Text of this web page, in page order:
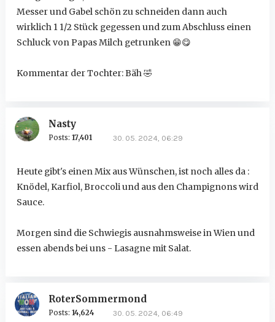
Messer und Gabel schön zu schneiden dann auch
wirklich 1 1/2 Stück gegessen und zum Abschluss einen
Schluck von Papas Milch getrunken 😁😋
Kommentar der Tochter: Bäh🤣
Nasty
Posts: 17,401 30. 05. 2024, 06:29
Heute gibt's einen Mix aus Wünschen, ist noch alles da :
Knödel, Karfiol, Broccoli und aus den Champignons wird
Sauce.
Morgen sind die Schwiegis ausnahmsweise in Wien und
essen abends bei uns - Lasagne mit Salat.
RoterSommermond
Posts: 14,624 30. 05. 2024, 06:49